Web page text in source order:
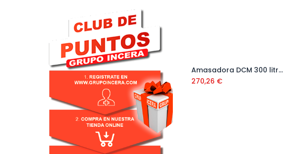
Añadir al carrito
Amasadora DCM 300 litros
270,26 €